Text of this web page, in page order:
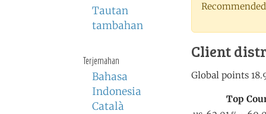
Tautan
tambahan
Terjemahan
Bahasa
Indonesia
Català
Client